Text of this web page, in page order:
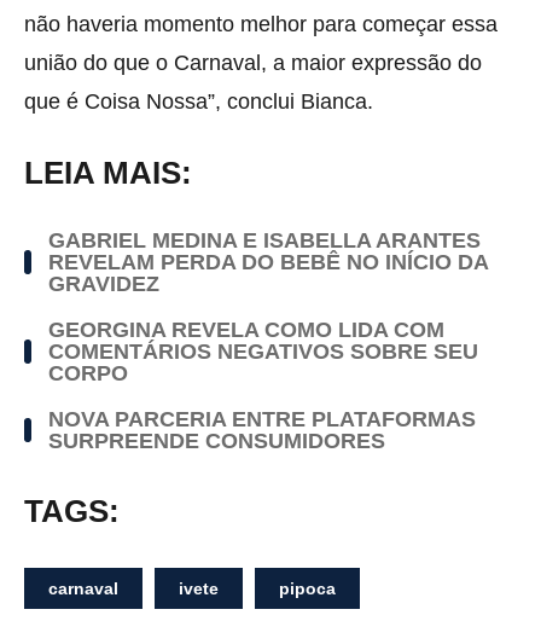
não haveria momento melhor para começar essa
união do que o Carnaval, a maior expressão do
que é Coisa Nossa”, conclui Bianca.
LEIA MAIS:
GABRIEL MEDINA E ISABELLA ARANTES
REVELAM PERDA DO BEBÊ NO INÍCIO DA
GRAVIDEZ
GEORGINA REVELA COMO LIDA COM
COMENTÁRIOS NEGATIVOS SOBRE SEU
CORPO
NOVA PARCERIA ENTRE PLATAFORMAS
SURPREENDE CONSUMIDORES
TAGS:
carnaval ivete pipoca